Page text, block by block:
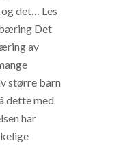
det… Les
Det
av
større barn
dette med
har